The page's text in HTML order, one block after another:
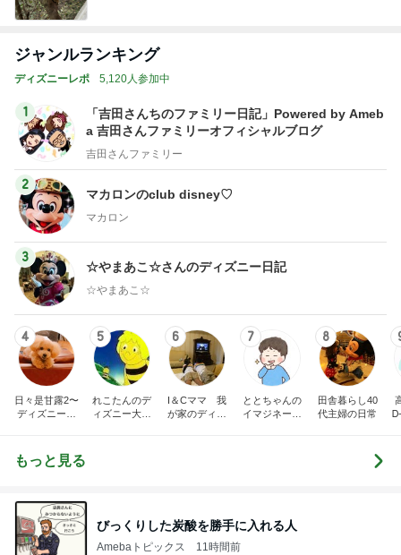
ジャンルランキング
ディズニーレポ 5,120人参加中
1
「吉田さんちのファミリー日記」Powered by Ameb
a 吉田さんファミリーオフィシャルブログ
吉田さんファミリー
2
マカロンのclub disney♡
マカロン
3
☆やまあこ☆さんのディズニー日記
☆やまあこ☆
4
日々是甘露2〜
ディズニー風
5
れこたんのデ
ィズニー大好
6
I＆Cママ 我
が家のディズ
7
ととちゃんの
イマジネーシ
8
田舎暮らし40
代主婦の日常
もっと見る
びっくりした炭酸を勝手に入れる人
Amebaトピックス 11時間前